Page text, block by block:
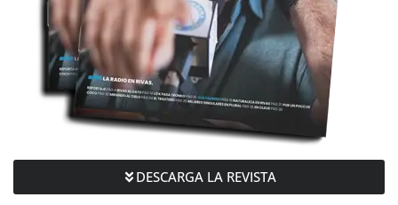
DESCARGA LA REVISTA